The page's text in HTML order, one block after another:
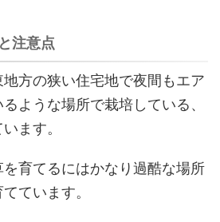
注意点
地方の狭い住宅地で夜間もエア
ような場所で栽培している、
ます。
育てるにはかなり過酷な場所
ています。